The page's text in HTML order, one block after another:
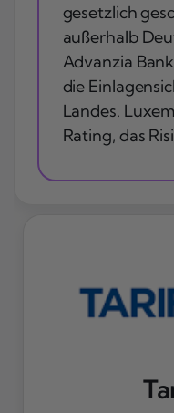
gesetzlich
außerhalb
Advanzia
die
Landes.
Rating, das